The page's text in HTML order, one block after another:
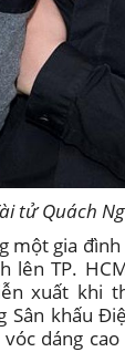
tử Quách
một gia
lên TP.
xuất khi
Sân khấu
dáng